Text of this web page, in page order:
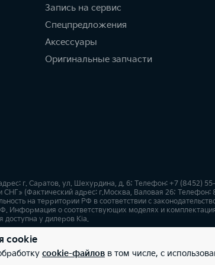
Запись на сервис
Спецпредложения
Аксессуары
Оригинальные запчасти
г. Саратов, ул. Шехурдина, д. 6; Телефон: +7 (8452)
(Фактический адрес: г.Москва, Валовая 26; Телефон:
на территории РФ в соответствии с
Информация о соответствующих моделях и
у дилеров Kia.
Карта сайта
cookie
cookie-файлов в том числе, с